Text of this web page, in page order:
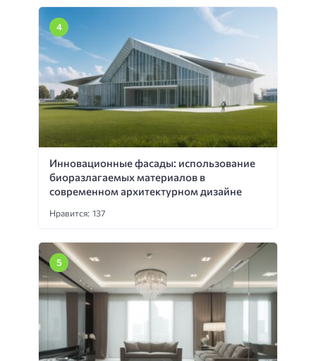
Инновационные фасады: использование
биоразлагаемых материалов в
современном архитектурном дизайне
Нравится: 137